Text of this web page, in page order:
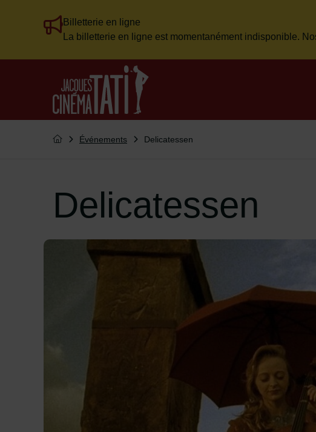
Billetterie en ligne
La billetterie en ligne est momentanément indisponible.
Vous êtes ici :
Retourner à l'accueil
Événements Delicatessen
Delicatessen